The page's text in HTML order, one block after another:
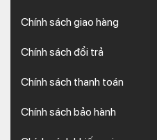
Chính sách giao hàng
Chính sách đổi trả
Chính sách thanh toán
Chính sách bảo hành